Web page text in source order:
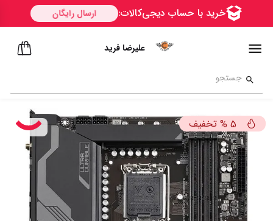
علیرضا فرید
5
% تخفیف